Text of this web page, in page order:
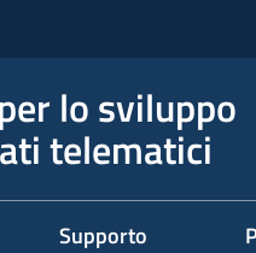
lo sviluppo
telematici
Supporto